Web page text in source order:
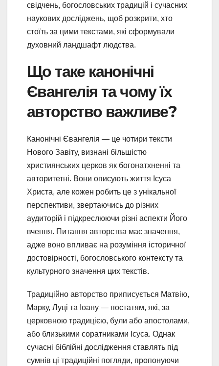
свідчень, богословських традицій і сучасних
наукових досліджень, щоб розкрити, хто
стоїть за цими текстами, які сформували
духовний ландшафт людства.
Що таке канонічні
Євангелія та чому їх
авторство важливе?
Канонічні Євангелія — це чотири тексти
Нового Завіту, визнані більшістю
християнських церков як богонатхненні та
авторитетні. Вони описують життя Ісуса
Христа, але кожен робить це з унікальної
перспективи, звертаючись до різних
аудиторій і підкреслюючи різні аспекти Його
вчення. Питання авторства має значення,
адже воно впливає на розуміння історичної
достовірності, богословського контексту та
культурного значення цих текстів.
Традиційно авторство приписується Матвію,
Марку, Луці та Іоану — постатям, які, за
церковною традицією, були або апостолами,
або близькими соратниками Ісуса. Однак
сучасні біблійні дослідження ставлять під
сумнів ці традиційні погляди, пропонуючи